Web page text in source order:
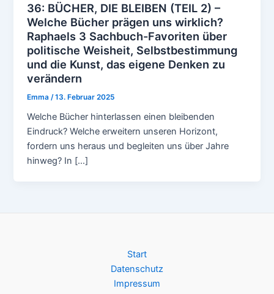
36: BÜCHER, DIE BLEIBEN (TEIL 2) –
Welche Bücher prägen uns wirklich?
Raphaels 3 Sachbuch-Favoriten über
politische Weisheit, Selbstbestimmung
und die Kunst, das eigene Denken zu
verändern
Emma /13. Februar 2025
Welche Bücher hinterlassen einen bleibenden
Eindruck? Welche erweitern unseren Horizont,
fordern uns heraus und begleiten uns über Jahre
hinweg? In […]
Start
Datenschutz
Impressum